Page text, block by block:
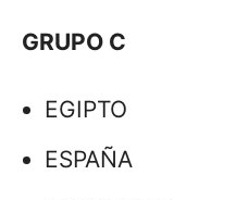
GRUPO C
EGIPTO
ESPAÑA